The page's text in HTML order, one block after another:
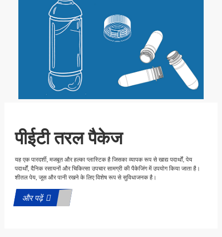
पीईटी तरल पैकेज
यह एक पारदर्शी, मजबूत और हल्का प्लास्टिक है जिसका व्यापक रूप से खाद्य पदार्थों, पेय
पदार्थों, दैनिक रसायनों और चिकित्सा उपचार सामग्री की पैकेजिंग में उपयोग किया जाता है।
शीतल पेय, जूस और पानी रखने के लिए विशेष रूप से सुविधाजनक है।
और पढ़ें